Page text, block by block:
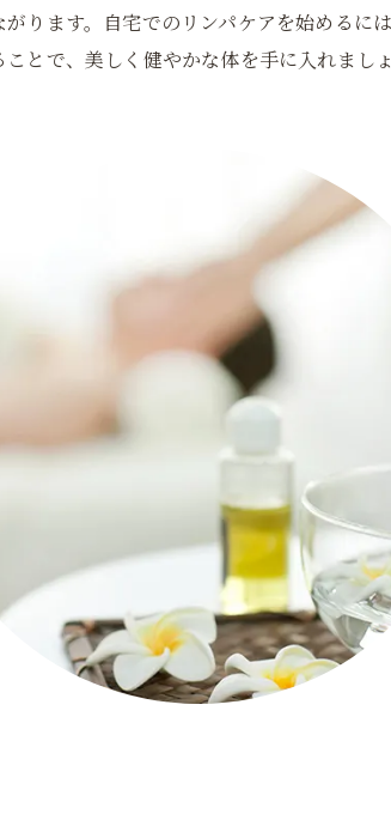
ります。自宅でのリンパケアを始めるに
とで、美しく健やかな体を手に入れましょ